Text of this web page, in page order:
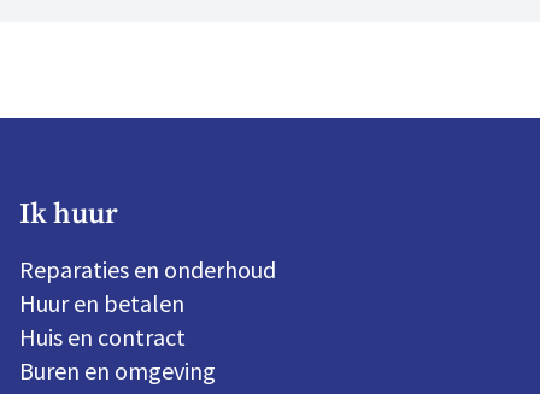
Ik huur
Reparaties en onderhoud
Huur en betalen
Huis en contract
Buren en omgeving